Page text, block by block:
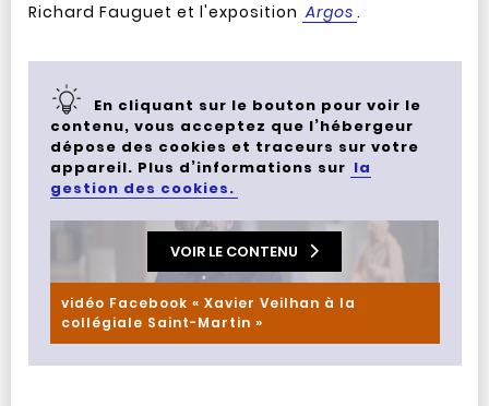
Richard Fauguet et l'exposition Argos .
En cliquant sur le bouton pour voir le
contenu, vous acceptez que l’hébergeur
dépose des cookies et traceurs sur votre
appareil. Plus d’informations sur la
gestion des cookies.
VOIR LE CONTENU
vidéo Facebook « Xavier Veilhan à la
collégiale Saint-Martin »